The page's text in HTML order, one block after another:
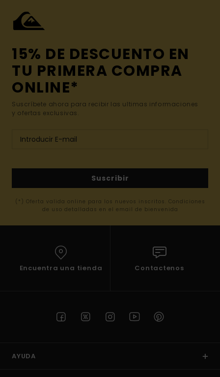
15% DE DESCUENTO EN
TU PRIMERA COMPRA
ONLINE*
Suscríbete ahora para recibir las ultimas informaciones
y ofertas exclusivas.
Suscribir
(*) Oferta valida online para los nuevos inscritos. Condiciones
de uso detalladas en el email de bienvenida
Encuentra una tienda Contactenos
AYUDA